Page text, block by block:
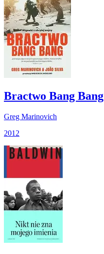
Bractwo Bang Bang
Greg Marinovich
2012